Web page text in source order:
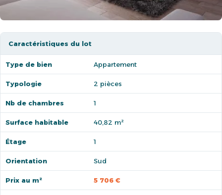
Caractéristiques du lot
Type de bien Appartement
Typologie 2 pièces
Nb de chambres 1
Surface habitable 40,82 m²
Étage 1
Orientation Sud
Prix au m² 5 706 €